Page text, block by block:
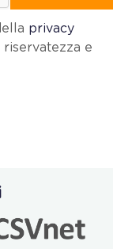
privacy
riservatezza e